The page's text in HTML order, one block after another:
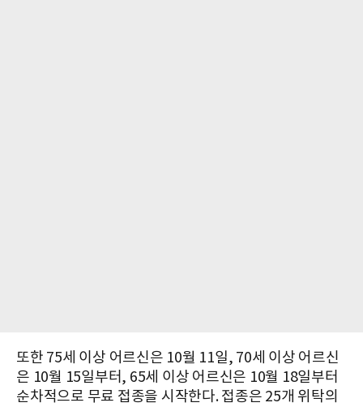
또한 75세 이상 어르신은 10월 11일, 70세 이상 어르신
은 10월 15일부터, 65세 이상 어르신은 10월 18일부터
순차적으로 무료 접종을 시작한다. 접종은 25개 위탁의